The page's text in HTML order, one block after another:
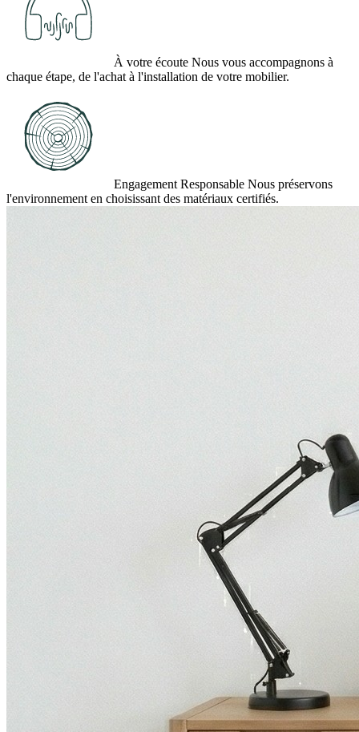
À votre écoute Nous vous accompagnons à
chaque étape, de l'achat à l'installation de votre mobilier.
Engagement Responsable Nous préservons
l'environnement en choisissant des matériaux certifiés.